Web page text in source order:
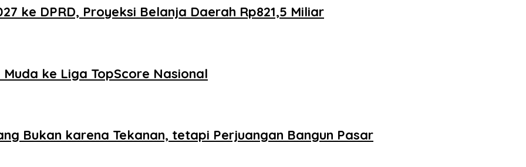
ke DPRD, Proyeksi Belanja Daerah Rp821,5 Miliar
ke Liga TopScore Nasional
Bukan karena Tekanan, tetapi Perjuangan Bangun Pasar